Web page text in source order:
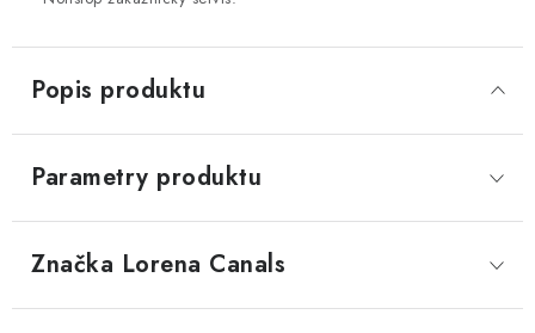
Popis produktu
Parametry produktu
Značka Lorena Canals